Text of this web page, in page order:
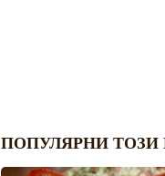
ПОПУЛЯРНИ ТОЗИ